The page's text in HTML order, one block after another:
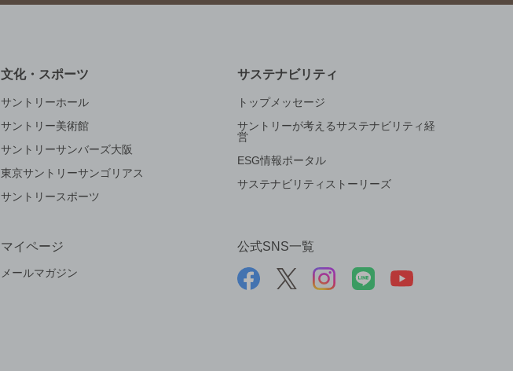
文化・スポーツ
サントリーホール
サントリー美術館
サントリーサンバーズ大阪
東京サントリーサンゴリアス
サントリースポーツ
サステナビリティ
トップメッセージ
サントリーが考えるサステナビリティ経
営
ESG情報ポータル
サステナビリティストーリーズ
マイページ
メールマガジン
公式SNS一覧